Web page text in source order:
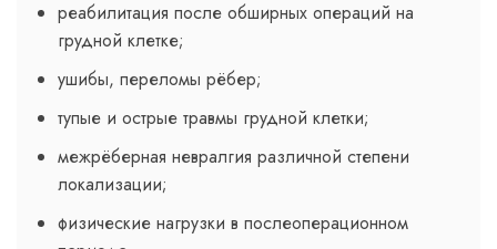
реабилитация после обширных операций на
грудной клетке;
ушибы, переломы рёбер;
тупые и острые травмы грудной клетки;
межрёберная невралгия различной степени
локализации;
физические нагрузки в послеоперационном